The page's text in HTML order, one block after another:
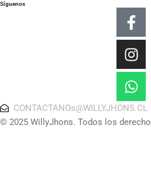
Síguenos
f
CONTACTANOs@WILLYJHONS.CL
© 2025 WillyJhons. Todos los